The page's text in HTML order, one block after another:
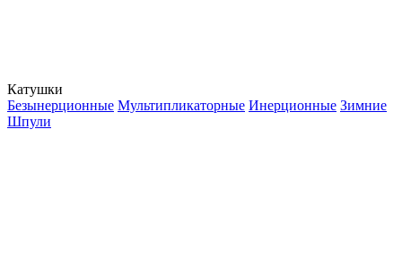
Катушки
Безынерционные Мультипликаторные Инерционные Зимние
Шпули